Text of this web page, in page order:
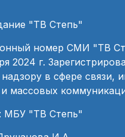
"ТВ Степь"
номер СМИ "ТВ
2024 г.
в сфере связи,
и массовых
МБУ "ТВ Степь"